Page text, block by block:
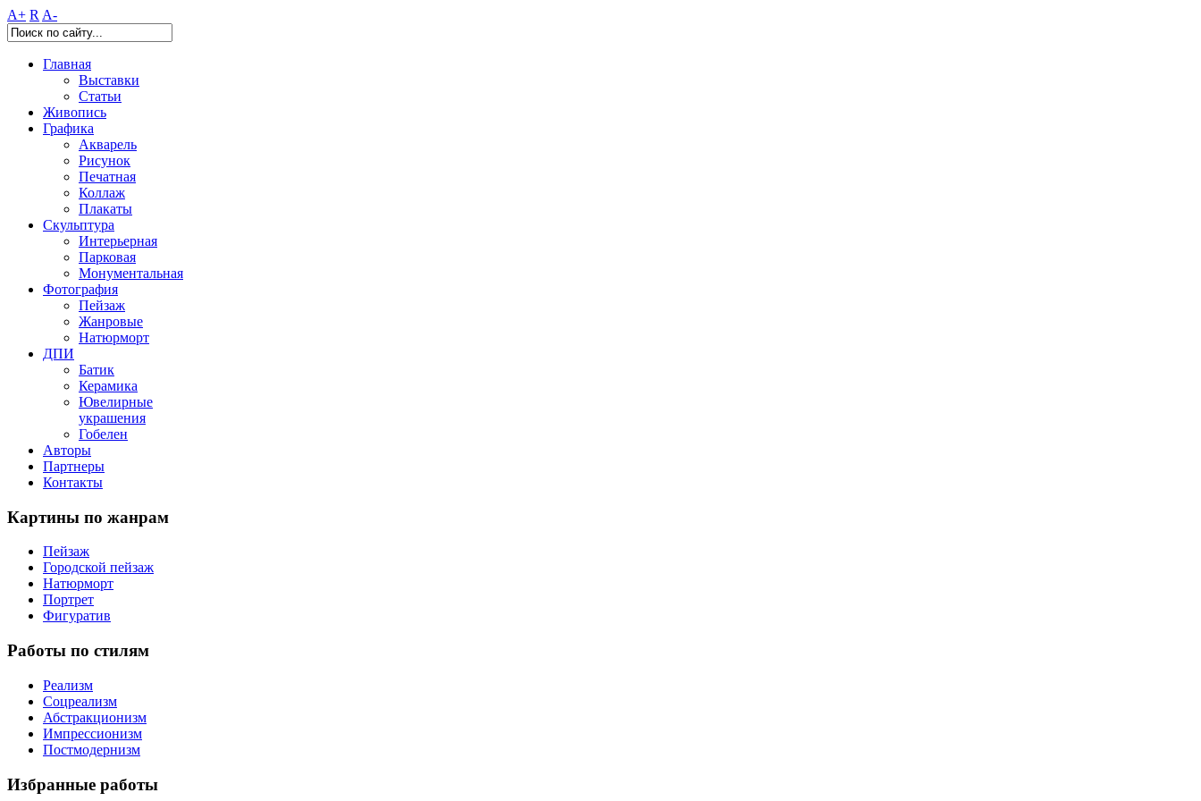
A+ R A-
Главная
Выставки
Статьи
Живопись
Графика
Акварель
Рисунок
Печатная
Коллаж
Плакаты
Скульптура
Интерьерная
Парковая
Монументальная
Фотография
Пейзаж
Жанровые
Натюрморт
ДПИ
Батик
Керамика
Ювелирные
украшения
Гобелен
Авторы
Партнеры
Контакты
Картины по жанрам
Пейзаж
Городской пейзаж
Натюрморт
Портрет
Фигуратив
Работы по стилям
Реализм
Соцреализм
Абстракционизм
Импрессионизм
Постмодернизм
Избранные работы